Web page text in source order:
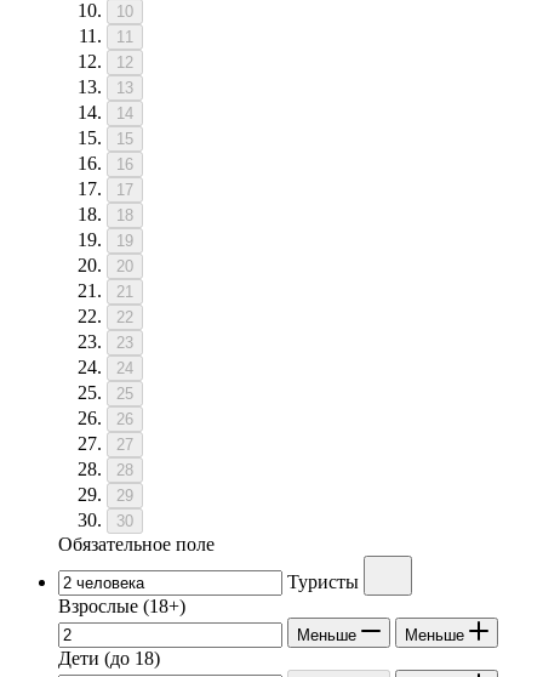
10
11
12
13
14
15
16
17
18
19
20
21
22
23
24
25
26
27
28
29
30
Обязательное поле
Туристы
Взрослые (18+)
Меньше Меньше
Дети (до 18)